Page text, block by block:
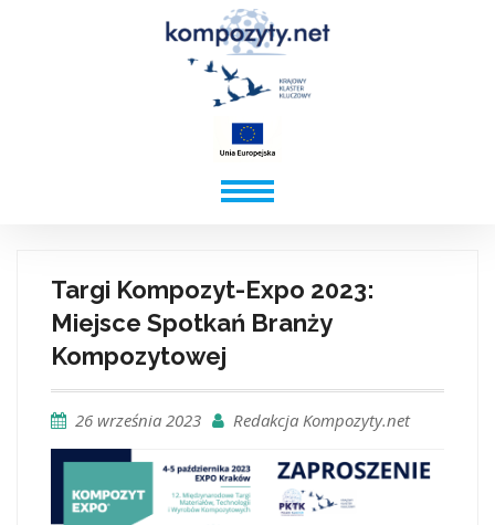
Targi Kompozyt-Expo 2023:
Miejsce Spotkań Branży
Kompozytowej
26 września 2023 Redakcja Kompozyty.net